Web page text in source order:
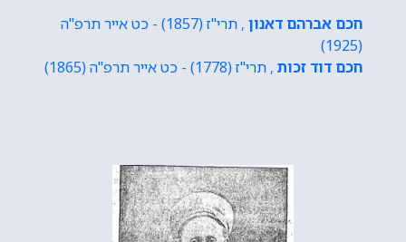
חכם אברהם דאנון
, תרי"ז (1857) - כט אייר תרפ"ה
(1925)
חכם דוד זכות , תרי"ז (1778) - כט אייר תרפ"ה (1865)